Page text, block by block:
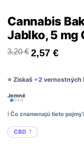
Cannabis
Jablko, 5 mg
3,20€ 2,57 €
⭐ Získaš +2 vernostných
Jemné
ℹ️ Čo znamenajú tieto
CBD